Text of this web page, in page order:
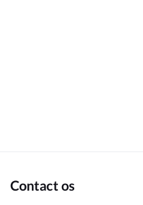
Contact os